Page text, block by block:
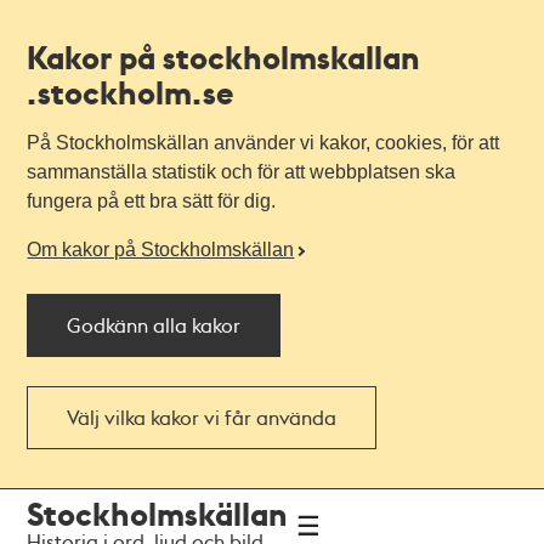
Kakor på stockholmskallan
.stockholm.se
På Stockholmskällan använder vi kakor, cookies, för att
sammanställa statistik och för att webbplatsen ska
fungera på ett bra sätt för dig.
Om kakor på Stockholmskällan
Godkänn alla kakor
Välj vilka kakor vi får använda
navigationen
huvudinnehållet
Stockholmskällan